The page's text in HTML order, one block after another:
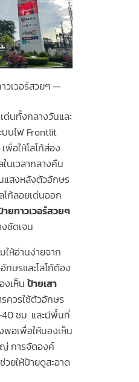
เวอร์สวยๆ
ด่นทั้งกลางวันและ
บไฟ Frontlit
พื่อให้โลโก้ส่อง
นเวลากลางคืน
แสงหลังตัวอักษร
โก้ลอยเด่นออก
ายทาวเวอร์สวยๆ
ชัดเจน
ให้อ่านง่ายจาก
กษรและโลโก้ต้อง
งเห็น ป้ายเสา
ควรใช้ตัวอักษร
ซม. และมีพื้นที่
พอเพื่อให้มองเห็น
การจัดองค์
วยให้ป้ายดูสะอาด